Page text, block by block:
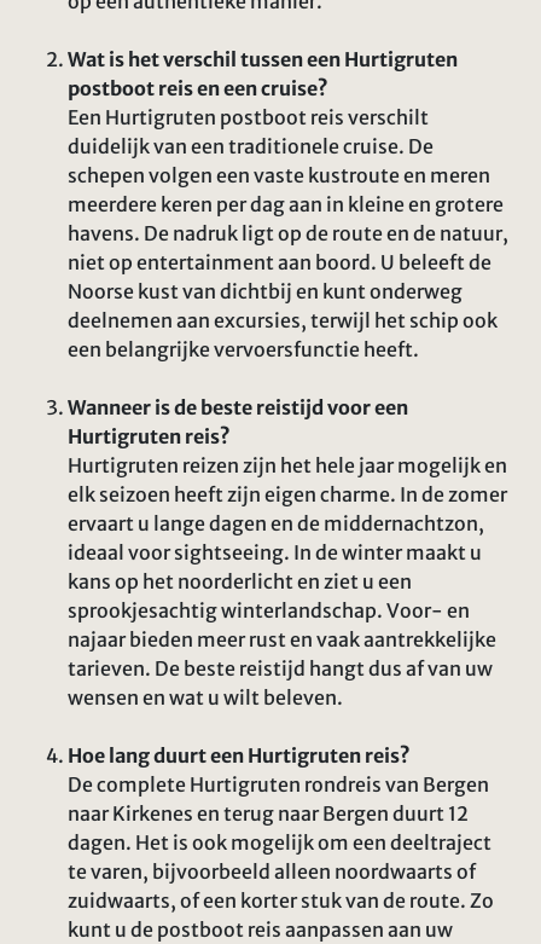
Wat is het verschil tussen een Hurtigruten
postboot reis en een cruise?
Een Hurtigruten postboot reis verschilt
duidelijk van een traditionele cruise. De
schepen volgen een vaste kustroute en meren
meerdere keren per dag aan in kleine en grotere
havens. De nadruk ligt op de route en de natuur,
niet op entertainment aan boord. U beleeft de
Noorse kust van dichtbij en kunt onderweg
deelnemen aan excursies, terwijl het schip ook
een belangrijke vervoersfunctie heeft.
Wanneer is de beste reistijd voor een
Hurtigruten reis?
Hurtigruten reizen zijn het hele jaar mogelijk en
elk seizoen heeft zijn eigen charme. In de zomer
ervaart u lange dagen en de middernachtzon,
ideaal voor sightseeing. In de winter maakt u
kans op het noorderlicht en ziet u een
sprookjesachtig winterlandschap. Voor- en
najaar bieden meer rust en vaak aantrekkelijke
tarieven. De beste reistijd hangt dus af van uw
wensen en wat u wilt beleven.
Hoe lang duurt een Hurtigruten reis?
De complete Hurtigruten rondreis van Bergen
naar Kirkenes en terug naar Bergen duurt 12
dagen. Het is ook mogelijk om een deeltraject
te varen, bijvoorbeeld alleen noordwaarts of
zuidwaarts, of een korter stuk van de route. Zo
kunt u de postboot reis aanpassen aan uw